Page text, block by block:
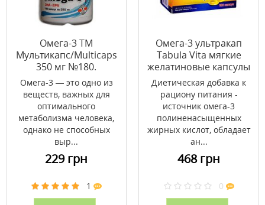
Омега-3 ТМ
Мультикапс/Multicaps
350 мг №180.
Омега-3 — это одно из
веществ, важных для
оптимального
метаболизма человека,
однако не способных
выр...
229 грн
1
Омега-3 ультракап
Tabula Vita мягкие
желатиновые капсулы
100 шт
Диетическая добавка к
рациону питания -
источник омега-3
полиненасыщенных
жирных кислот, обладает
ан...
468 грн
0